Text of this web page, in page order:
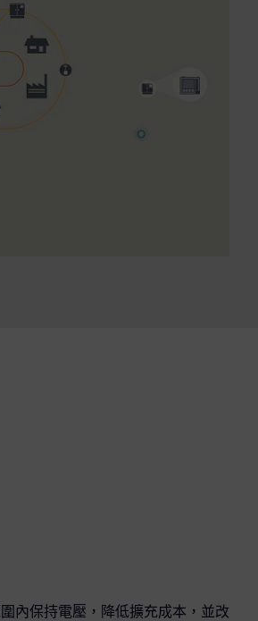
內保持電壓，降低擴充成本，並改